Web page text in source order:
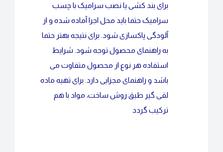
برای بند کشی یا نصب سرامیک با چسب
سرامیک حتما باید محل اجرا آماده شده و از
آلودگی پاکسازی شود. برای نتیجه بهتر حتما
به راهنمای محصول توجه شود. شرایط
استفاده هر نوع از محصول متفاوت می
باشد و راهنمای مجزایی دارد. برای تهیه ماده
لقی گیر طبق روش ساخت، مواد با هم
ترکیب گردد